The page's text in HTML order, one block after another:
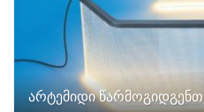
არტემიდი წარმოგიდგენთ